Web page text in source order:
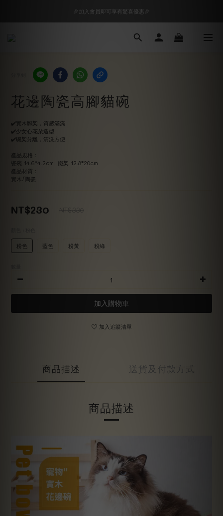
🎉加入會員即可享有驚喜優惠🎉
🎉加入會員即可享有驚喜優惠🎉
購物車超狂加價購，等你來+1
花邊陶瓷高腳貓碗
✔️實木腳架，質感滿滿
✔️少女心花朵造型
✔️碗架分離，清洗方便
產品規格：
瓷碗 14.6*4.2cm  鐵架 12.8*20cm
產品材質：
實木/陶瓷
NT$230 NT$330
粉色 藍色 粉黃 粉綠
加入購物車
加入追蹤清單
商品描述 送貨及付款方式
商品描述